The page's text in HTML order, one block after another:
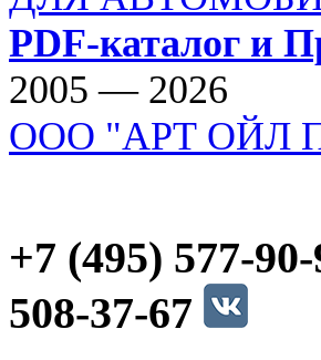
PDF-каталог и
2005 — 2026
ООО "АРТ ОЙЛ
+7 (495) 577-
508-37-67